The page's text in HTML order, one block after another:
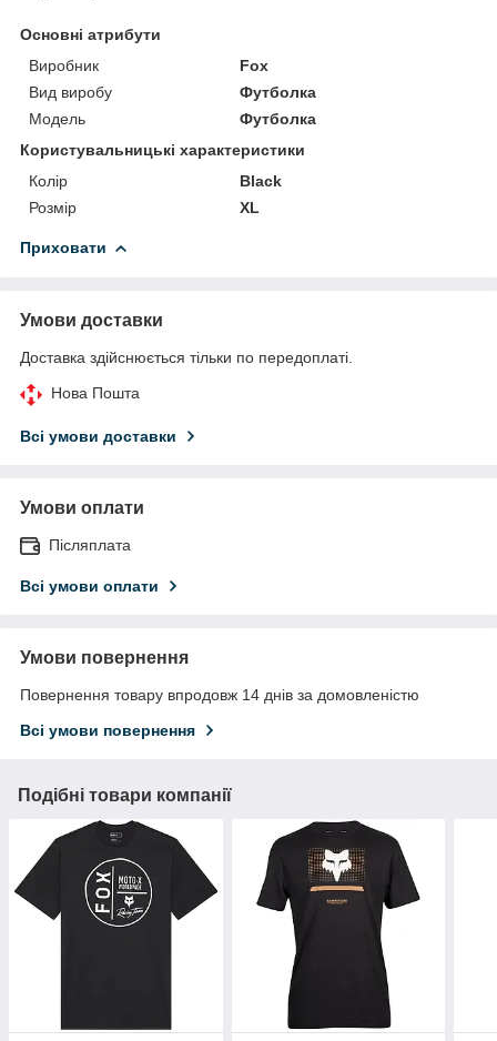
Основні атрибути
Виробник
Fox
Вид виробу
Футболка
Модель
Футболка
Користувальницькі характеристики
Колір
Black
Розмір
XL
Приховати
Умови доставки
Доставка здійснюється тільки по передоплаті.
Нова Пошта
Всі умови доставки
Умови оплати
Післяплата
Всі умови оплати
Умови повернення
Повернення товару впродовж 14 днів за домовленістю
Всі умови повернення
Подібні товари компанії